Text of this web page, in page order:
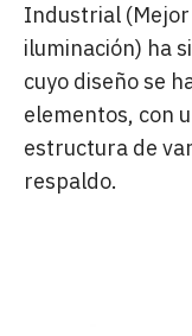
Industrial
iluminación) ha
cuyo diseño se
elementos, con
estructura de
respaldo.